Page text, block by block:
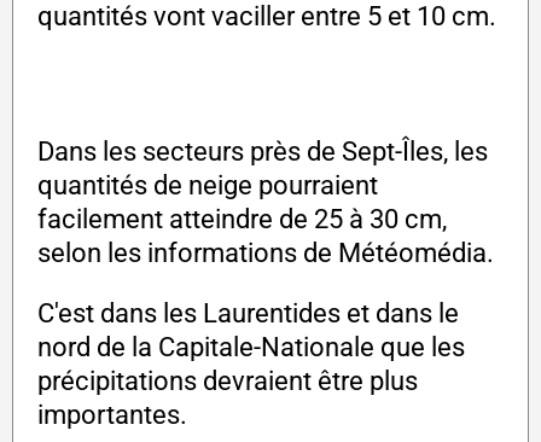
quantités vont vaciller entre 5 et 10 cm.
Dans les secteurs près de Sept-Îles, les
quantités de neige pourraient
facilement atteindre de 25 à 30 cm,
selon les informations de Météomédia.
C'est dans les Laurentides et dans le
nord de la Capitale-Nationale que les
précipitations devraient être plus
importantes.